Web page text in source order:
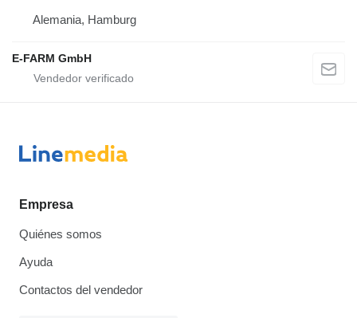
Alemania, Hamburg
E-FARM GmbH
Empresa
Quiénes somos
Ayuda
Contactos del vendedor